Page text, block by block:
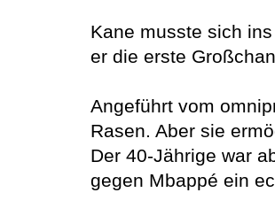
Kane musste sich
er die erste
Angeführt vom
Rasen. Aber sie
Der 40-Jährige war
gegen Mbappé ein